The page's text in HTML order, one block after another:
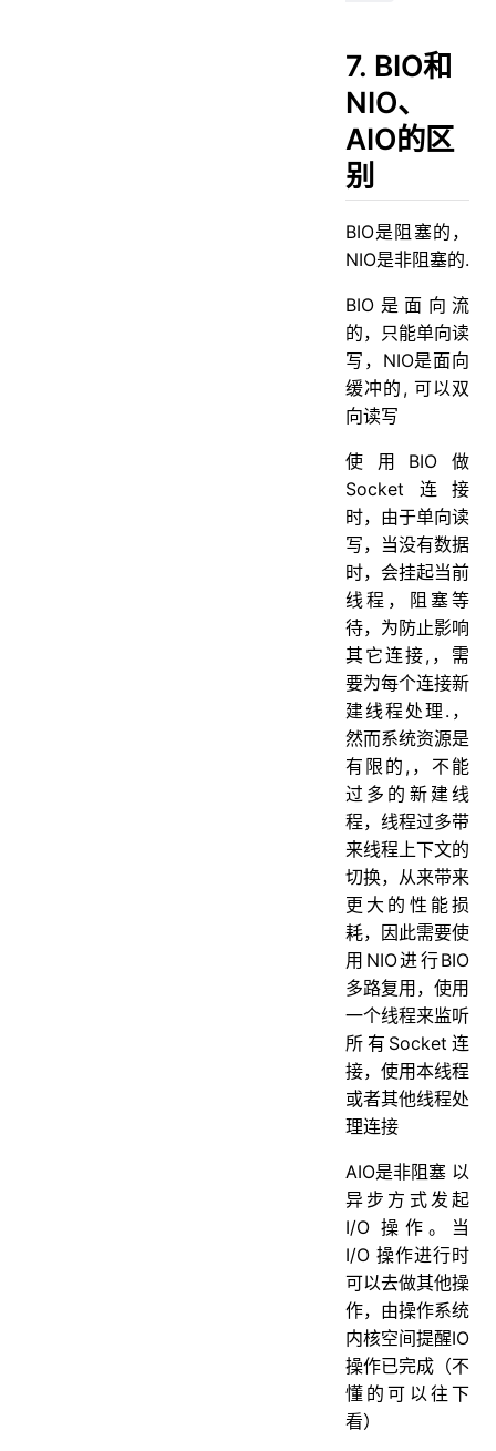
7. BIO和
NIO、
AIO的区
别
BIO是阻塞的，
NIO是非阻塞的.
BIO是面向流
的，只能单向读
写，NIO是面向
缓冲的, 可以双
向读写
使用BIO做
Socket连接
时，由于单向读
写，当没有数据
时，会挂起当前
线程，阻塞等
待，为防止影响
其它连接,，需
要为每个连接新
建线程处理.，
然而系统资源是
有限的,，不能
过多的新建线
程，线程过多带
来线程上下文的
切换，从来带来
更大的性能损
耗，因此需要使
用NIO进行BIO
多路复用，使用
一个线程来监听
所有Socket连
接，使用本线程
或者其他线程处
理连接
AIO是非阻塞 以
异步方式发起
I/O 操作。当
I/O 操作进行时
可以去做其他操
作，由操作系统
内核空间提醒IO
操作已完成（不
懂的可以往下
看）